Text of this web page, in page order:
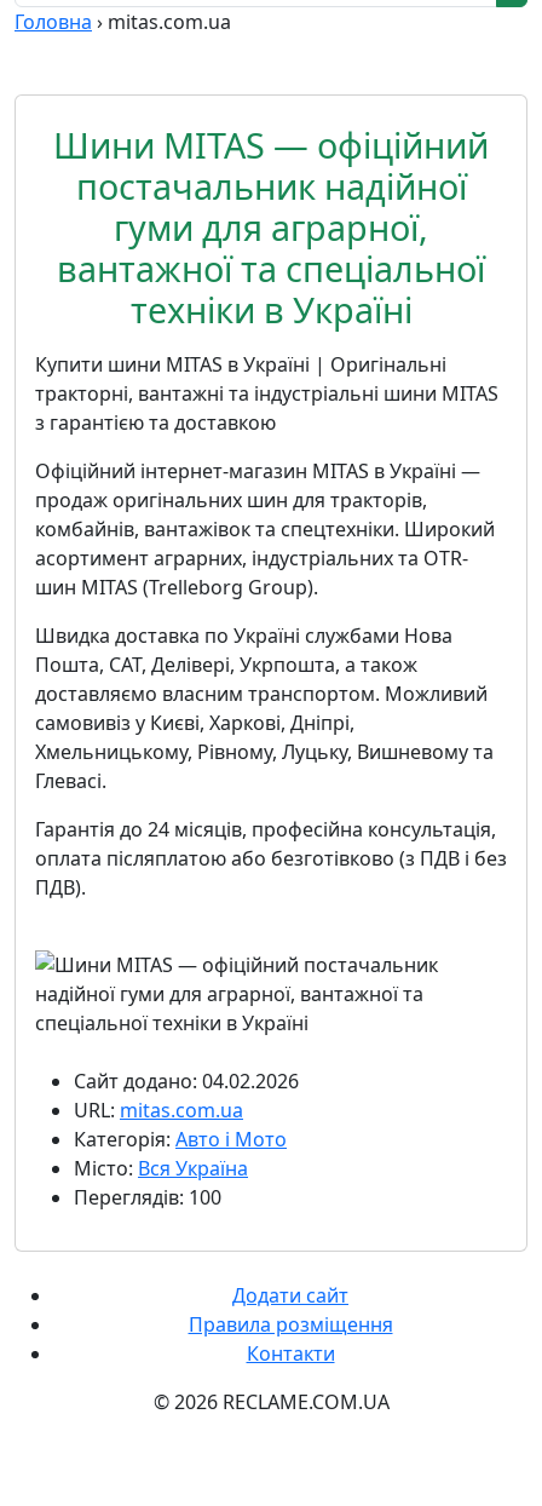
Головна › mitas.com.ua
Шини MITAS — офіційний
постачальник надійної
гуми для аграрної,
вантажної та спеціальної
техніки в Україні
Купити шини MITAS в Україні | Оригінальні
тракторні, вантажні та індустріальні шини MITAS
з гарантією та доставкою
Офіційний інтернет-магазин MITAS в Україні —
продаж оригінальних шин для тракторів,
комбайнів, вантажівок та спецтехніки. Широкий
асортимент аграрних, індустріальних та OTR-
шин MITAS (Trelleborg Group).
Швидка доставка по Україні службами Нова
Пошта, САТ, Делівері, Укрпошта, а також
доставляємо власним транспортом. Можливий
самовивіз у Києві, Харкові, Дніпрі,
Хмельницькому, Рівному, Луцьку, Вишневому та
Глевасі.
Гарантія до 24 місяців, професійна консультація,
оплата післяплатою або безготівково (з ПДВ і без
ПДВ).
Сайт додано: 04.02.2026
URL: mitas.com.ua
Категорія: Авто і Мото
Місто: Вся Україна
Переглядів: 100
Додати сайт
Правила розміщення
Контакти
© 2026 RECLAME.COM.UA